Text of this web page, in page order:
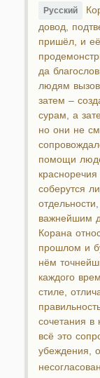
Русский
довод,
пришёл, и
да
людям
затем –
сурам, а
но они не
помощи
соберутся
важнейшим
Корана
прошлом и
нём
каждого
стиле,
сочетания в
всё это
убеждения,